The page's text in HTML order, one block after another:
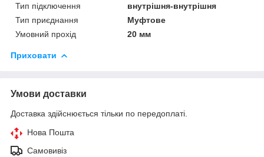
Тип підключення
внутрішня-внутрішня
Тип приєднання
Муфтове
Умовний прохід
20 мм
Приховати
Умови доставки
Доставка здійснюється тільки по передоплаті.
Нова Пошта
Самовивіз